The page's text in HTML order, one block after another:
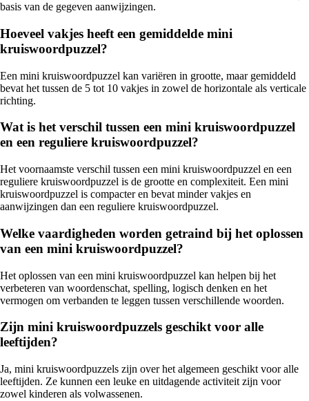
basis van de gegeven aanwijzingen.
Hoeveel vakjes heeft een gemiddelde mini
kruiswoordpuzzel?
Een mini kruiswoordpuzzel kan variëren in grootte, maar gemiddeld
bevat het tussen de 5 tot 10 vakjes in zowel de horizontale als verticale
richting.
Wat is het verschil tussen een mini kruiswoordpuzzel
en een reguliere kruiswoordpuzzel?
Het voornaamste verschil tussen een mini kruiswoordpuzzel en een
reguliere kruiswoordpuzzel is de grootte en complexiteit. Een mini
kruiswoordpuzzel is compacter en bevat minder vakjes en
aanwijzingen dan een reguliere kruiswoordpuzzel.
Welke vaardigheden worden getraind bij het oplossen
van een mini kruiswoordpuzzel?
Het oplossen van een mini kruiswoordpuzzel kan helpen bij het
verbeteren van woordenschat, spelling, logisch denken en het
vermogen om verbanden te leggen tussen verschillende woorden.
Zijn mini kruiswoordpuzzels geschikt voor alle
leeftijden?
Ja, mini kruiswoordpuzzels zijn over het algemeen geschikt voor alle
leeftijden. Ze kunnen een leuke en uitdagende activiteit zijn voor
zowel kinderen als volwassenen.